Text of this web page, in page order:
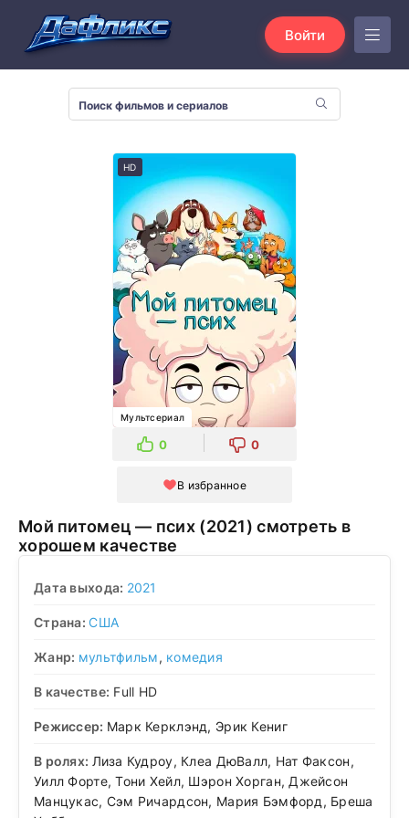
Войти
HD
Мультсериал
0 0
В избранное
Мой питомец — псих (2021) смотреть в
хорошем качестве
Дата выхода: 2021
Страна:США
Жанр: мультфильм, комедия
В качестве: Full HD
Режиссер: Марк Керклэнд, Эрик Кениг
В ролях: Лиза Кудроу, Клеа ДюВалл, Нат Факсон,
Уилл Форте, Тони Хейл, Шэрон Хорган, Джейсон
Манцукас, Сэм Ричардсон, Мария Бэмфорд, Бреша